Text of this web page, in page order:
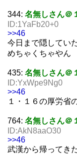
344: 名無しさん＠
ID:1YaFb20+0
>>46
今日まで隠してい
めちゃくちゃやん
435: 名無しさん＠
ID:YxWpe9Ng0
>>46
１・１６の厚労省
764: 名無しさん＠
ID:AkN8aaO30
>>46
武漢から帰ってき